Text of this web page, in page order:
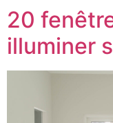
20
illuminer